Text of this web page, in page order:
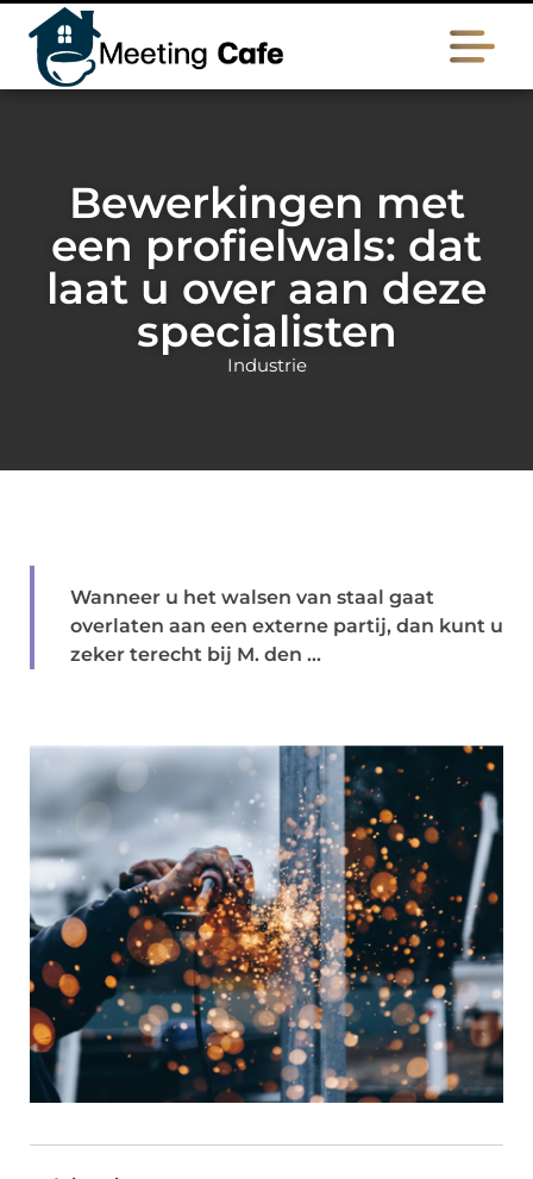
Bewerkingen met
een profielwals: dat
laat u over aan deze
specialisten
Industrie
Wanneer u het walsen van staal gaat
overlaten aan een externe partij, dan kunt u
zeker terecht bij M. den ...